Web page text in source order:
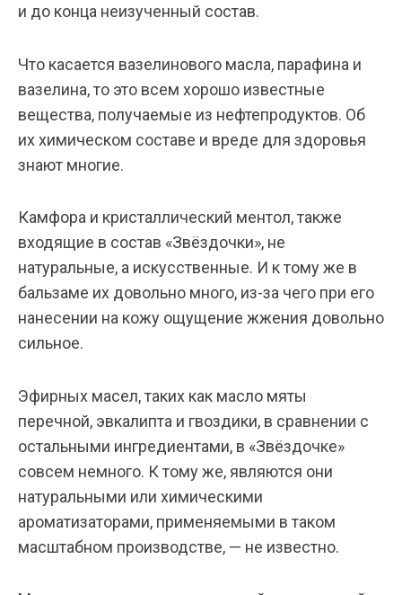
и до конца неизученный состав.
Что касается вазелинового масла, парафина и
вазелина, то это всем хорошо известные
вещества, получаемые из нефтепродуктов. Об
их химическом составе и вреде для здоровья
знают многие.
Камфора и кристаллический ментол, также
входящие в состав «Звёздочки», не
натуральные, а искусственные. И к тому же в
бальзаме их довольно много, из-за чего при его
нанесении на кожу ощущение жжения довольно
сильное.
Эфирных масел, таких как масло мяты
перечной, эвкалипта и гвоздики, в сравнении с
остальными ингредиентами, в «Звёздочке»
совсем немного. К тому же, являются они
натуральными или химическими
ароматизаторами, применяемыми в таком
масштабном производстве, — не известно.